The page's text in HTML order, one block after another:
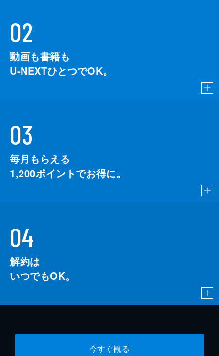
02
動画も書籍も
U-NEXTひとつでOK。
03
毎月もらえる
1,200ポイントでお得に。
04
解約は
いつでもOK。
今すぐ観る